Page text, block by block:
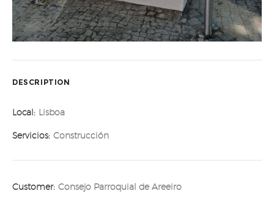
DESCRIPTION
Local: Lisboa
Servicios: Construcción
Customer: Consejo Parroquial de Areeiro